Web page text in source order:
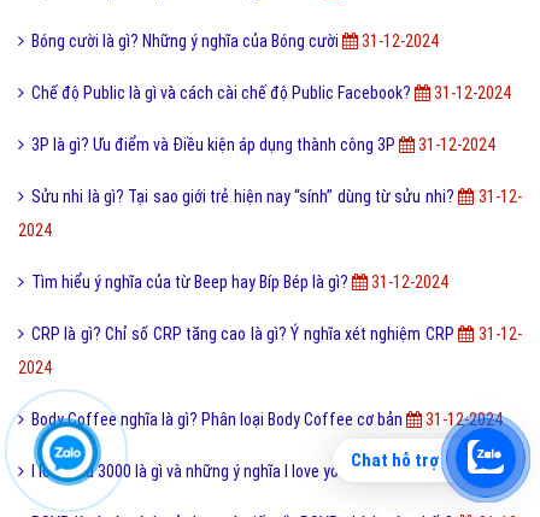
Bóng cười là gì? Những ý nghĩa của Bóng cười 31-12-2024
Chế độ Public là gì và cách cài chế độ Public Facebook? 31-12-2024
3P là gì? Ưu điểm và Điều kiện áp dụng thành công 3P 31-12-2024
Sửu nhi là gì? Tại sao giới trẻ hiện nay “sính” dùng từ sửu nhi?
31-12-
2024
Tìm hiểu ý nghĩa của từ Beep hay Bíp Bép là gì? 31-12-2024
CRP là gì? Chỉ số CRP tăng cao là gì? Ý nghĩa xét nghiệm CRP
31-12-
2024
Body Coffee nghĩa là gì? Phân loại Body Coffee cơ bản 31-12-2024
I love you 3000 là gì và những ý nghĩa I love you 3000? 31-12-2024
Chat hỗ trợ